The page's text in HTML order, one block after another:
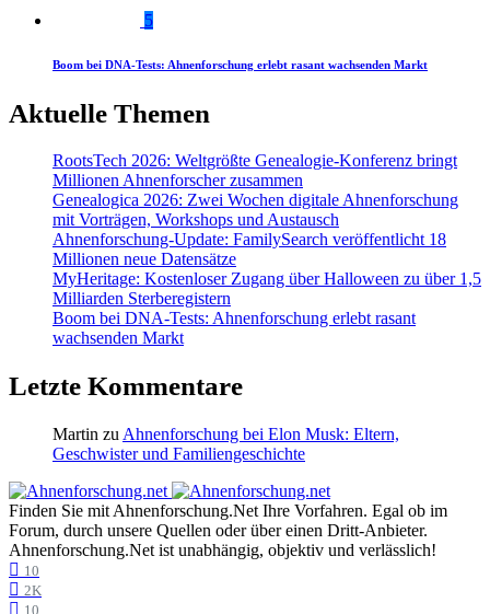
5
Boom bei DNA-Tests: Ahnenforschung erlebt rasant wachsenden Markt
Aktuelle Themen
RootsTech 2026: Weltgrößte Genealogie-Konferenz bringt
Millionen Ahnenforscher zusammen
Genealogica 2026: Zwei Wochen digitale Ahnenforschung
mit Vorträgen, Workshops und Austausch
Ahnenforschung-Update: FamilySearch veröffentlicht 18
Millionen neue Datensätze
MyHeritage: Kostenloser Zugang über Halloween zu über 1,5
Milliarden Sterberegistern
Boom bei DNA-Tests: Ahnenforschung erlebt rasant
wachsenden Markt
Letzte Kommentare
Martin zu Ahnenforschung bei Elon Musk: Eltern,
Geschwister und Familiengeschichte
Finden Sie mit Ahnenforschung.Net Ihre Vorfahren. Egal ob im
Forum, durch unsere Quellen oder über einen Dritt-Anbieter.
Ahnenforschung.Net ist unabhängig, objektiv und verlässlich!
10
2K
10